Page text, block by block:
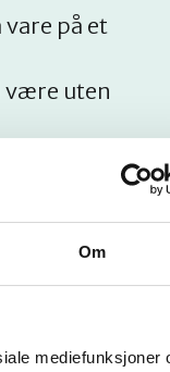
Om
mediefunksjoner
på et
være uten